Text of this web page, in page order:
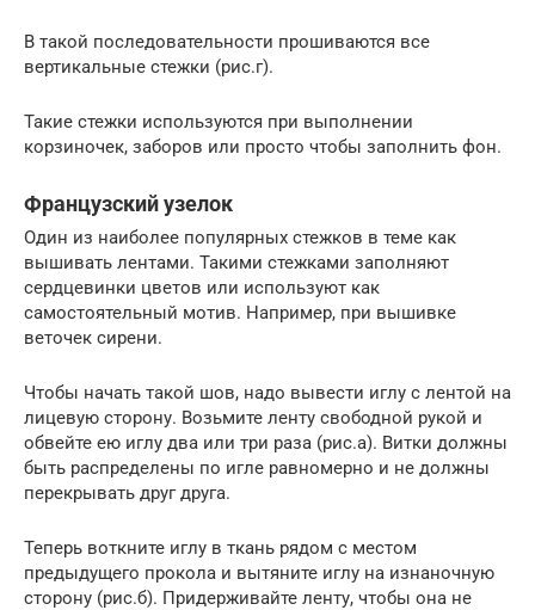
В такой последовательности прошиваются все
вертикальные стежки (рис.г).
Такие стежки используются при выполнении
корзиночек, заборов или просто чтобы заполнить фон.
Французский узелок
Один из наиболее популярных стежков в теме как
вышивать лентами. Такими стежками заполняют
сердцевинки цветов или используют как
самостоятельный мотив. Например, при вышивке
веточек сирени.
Чтобы начать такой шов, надо вывести иглу с лентой на
лицевую сторону. Возьмите ленту свободной рукой и
обвейте ею иглу два или три раза (рис.а). Витки должны
быть распределены по игле равномерно и не должны
перекрывать друг друга.
Теперь воткните иглу в ткань рядом с местом
предыдущего прокола и вытяните иглу на изнаночную
сторону (рис.б). Придерживайте ленту, чтобы она не